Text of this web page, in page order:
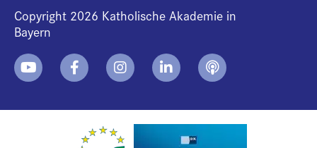
Copyright 2026 Katholische Akademie in
Bayern